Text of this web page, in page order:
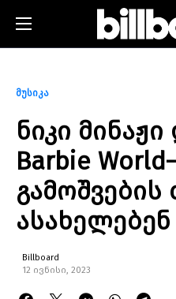
მუსიკა
ნიკი მინაჟი
Barbie
ასახელებენ
Billboard
12 ივნისი, 2023